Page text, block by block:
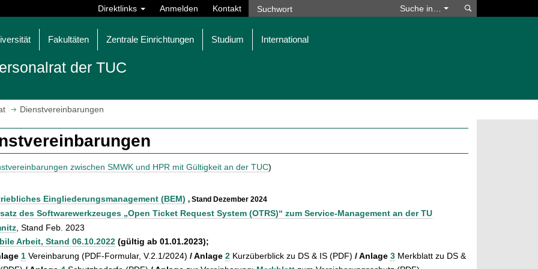
Direktlinks Anmelden Kontakt Suche in…
Fakultäten Zentrale Einrichtungen Studium International
der TUC
Dienstvereinbarungen
zwischen SMWK und HPR mit Gültigkeit an der TUC)
Eingliederungsmanagement (BEM) , Stand Dezember 2024
des Softwarewerkzeuges „Open Ticket Request System (OTRS)“ zum Service-Management an der TU
, Stand Feb. 2023
Arbeit, Stand 06.10.2022 (gültig ab 01.01.2023);
1 Vereinbarung (PDF-Formular, V.2.1/2024) / Anlage 2 Kurzüberblick zu DS & IS (PDF) / Anlage 3 Merkblatt zu DS &